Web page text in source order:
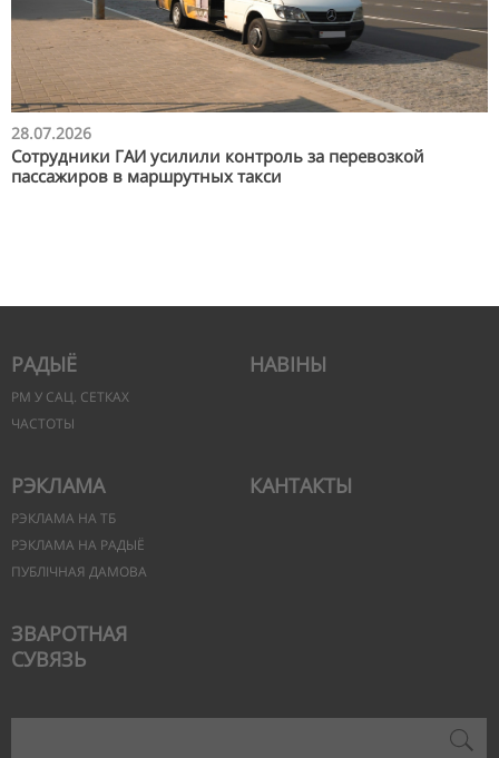
28.07.2026
Сотрудники ГАИ усилили контроль за перевозкой
пассажиров в маршрутных такси
РАДЫЁ
РМ У САЦ. СЕТКАХ
ЧАСТОТЫ
НАВІНЫ
РЭКЛАМА
РЭКЛАМА НА ТБ
РЭКЛАМА НА РАДЫЁ
ПУБЛІЧНАЯ ДАМОВА
КАНТАКТЫ
ЗВАРОТНАЯ
СУВЯЗЬ